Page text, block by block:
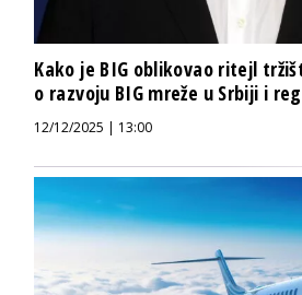
Kako je BIG oblikovao ritejl
o razvoju BIG mreže u Srbiji i
12/12/2025 | 13:00